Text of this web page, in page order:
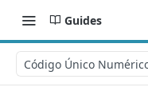
Guides
Código Único